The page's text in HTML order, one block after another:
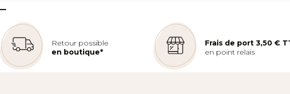
–
Retour possible
en boutique*
Frais de port 3,50 €
en point relais